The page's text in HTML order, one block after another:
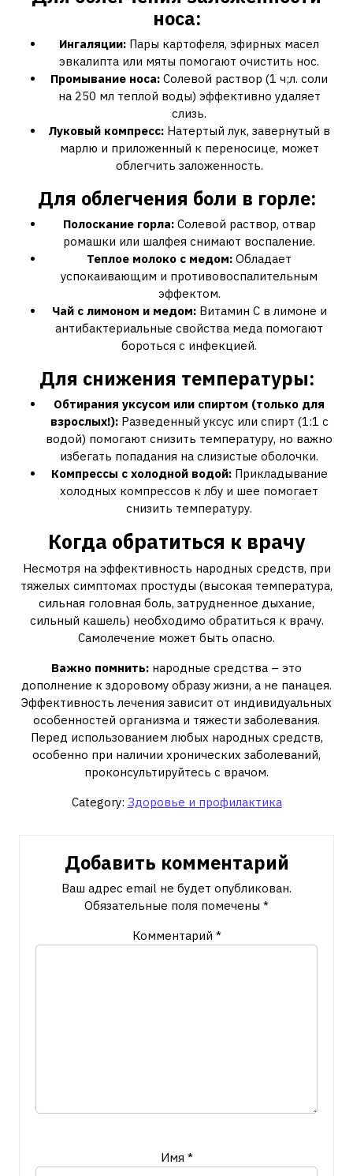
носа:
Ингаляции: Пары картофеля, эфирных масел
эвкалипта или мяты помогают очистить нос.
Промывание носа: Солевой раствор (1 ч;л. соли
на 250 мл теплой воды) эффективно удаляет
слизь.
Луковый компресс: Натертый лук, завернутый в
марлю и приложенный к переносице, может
облегчить заложенность.
Для облегчения боли в горле:
Полоскание горла:Солевой раствор, отвар
ромашки или шалфея снимают воспаление.
Теплое молоко с медом: Обладает
успокаивающим и противовоспалительным
эффектом.
Чай с лимоном и медом:Витамин С в лимоне и
антибактериальные свойства меда помогают
бороться с инфекцией.
Для снижения температуры:
Обтирания уксусом или спиртом (только для
взрослых!):Разведенный уксус или спирт (1:1 с
водой) помогают снизить температуру, но важно
избегать попадания на слизистые оболочки.
Компрессы с холодной водой:Прикладывание
холодных компрессов к лбу и шее помогает
снизить температуру.
Когда обратиться к врачу
Несмотря на эффективность народных средств, при
тяжелых симптомах простуды (высокая температура,
сильная головная боль, затрудненное дыхание,
сильный кашель) необходимо обратиться к врачу.
Самолечение может быть опасно.
Важно помнить: народные средства – это
дополнение к здоровому образу жизни, а не панацея.
Эффективность лечения зависит от индивидуальных
особенностей организма и тяжести заболевания.
Перед использованием любых народных средств,
особенно при наличии хронических заболеваний,
проконсультируйтесь с врачом.
Category: Здоровье и профилактика
Добавить комментарий
Ваш адрес email не будет опубликован.
Обязательные поля помечены *
Комментарий *
Имя *